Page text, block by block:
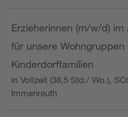
Erzieherinnen (m/w/d) im
für unsere Wohngruppen
Kinderdorffamilien
in Vollzeit (38,5 Std./ Wo.),
Immenreuth